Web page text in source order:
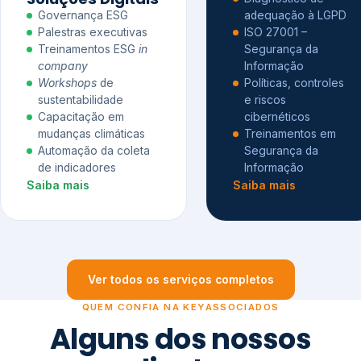
Governança ESG
Palestras executivas
Treinamentos ESG in
company
Workshops de
sustentabilidade
Capacitação em
mudanças climáticas
Automação da coleta
de indicadores
Saiba mais
adequação à LGPD
ISO 27001 –
Segurança da
Informação
Políticas, controles
e riscos
cibernéticos
Treinamentos em
Segurança da
Informação
Saiba mais
Ver todos os serviços completos
QUEM CONFIA NA KEYASSOCIADOS
Alguns dos nossos